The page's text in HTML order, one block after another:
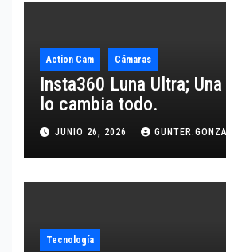
Action Cam Cámaras
Insta360 Luna Ultra;
lo cambia todo.
JUNIO 26, 2026
Tecnología